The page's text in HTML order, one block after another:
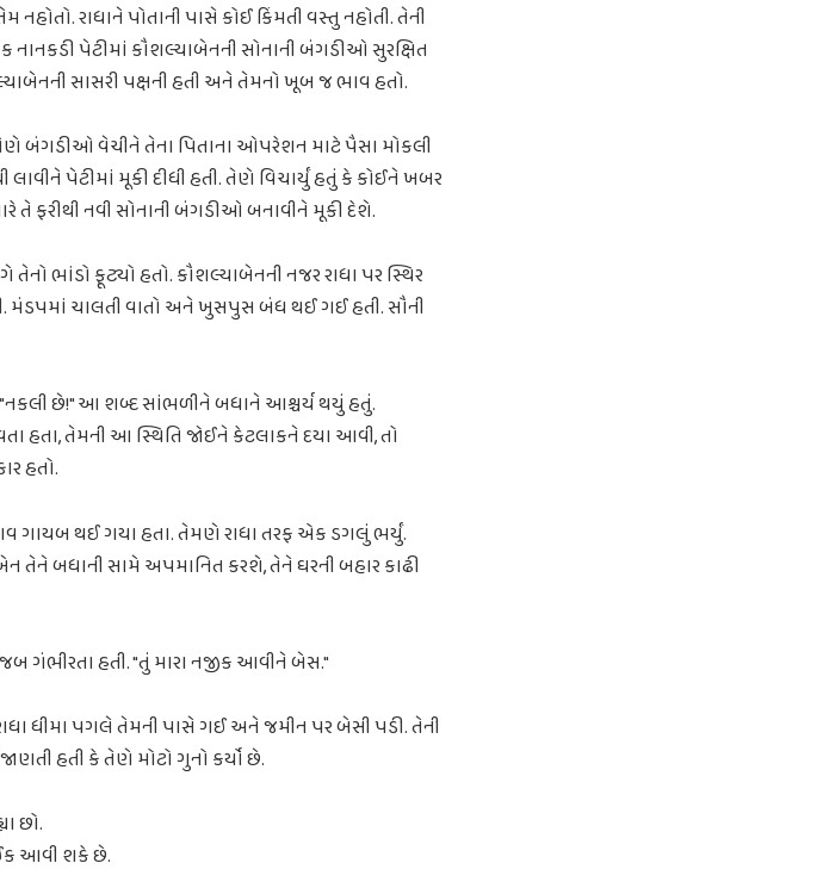
રાધાને પોતાની પાસે કોઈ કિંમતી વસ્તુ નહોતી. તેની
પેટીમાં કૌશલ્યાબેનની સોનાની બંગડીઓ સુરક્ષિત
સાસરી પક્ષની હતી અને તેમનો ખૂબ જ ભાવ હતો.
બંગડીઓ વેચીને તેના પિતાના ઓપરેશન માટે પૈસા મોકલી
પેટીમાં મૂકી દીધી હતી. તેણે વિચાર્યું હતું કે કોઈને ખબર
તે ફરીથી નવી સોનાની બંગડીઓ બનાવીને મૂકી દેશે.
ફૂટ્યો હતો. કૌશલ્યાબેનની નજર રાધા પર સ્થિર
મંડપમાં ચાલતી વાતો અને ખુસપુસ બંધ થઈ ગઈ હતી. સૌની
"નકલી છે!" આ શબ્દ સાંભળીને બધાને આશ્ચર્ય થયું હતું.
હતા, તેમની આ સ્થિતિ જોઈને કેટલાકને દયા આવી, તો
હતો.
ગાયબ થઈ ગયા હતા. તેમણે રાધા તરફ એક ડગલું ભર્યું.
તેને બધાની સામે અપમાનિત કરશે, તેને ઘરની બહાર કાઢી
ગંભીરતા હતી. "તું મારા નજીક આવીને બેસ."
ધીમા પગલે તેમની પાસે ગઈ અને જમીન પર બેસી પડી. તેની
હતી કે તેણે મોટો ગુનો કર્યો છે.
છો.
આવી શકે છે.